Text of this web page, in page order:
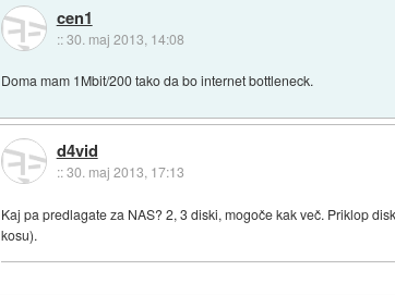
cen1
::30. maj 2013, 14:08
Doma mam 1Mbit/200 tako da bo internet bottleneck.
d4vid
::30. maj 2013, 17:13
Kaj pa predlagate za NAS? 2, 3 diski, mogoče kak več. Priklop
kosu).